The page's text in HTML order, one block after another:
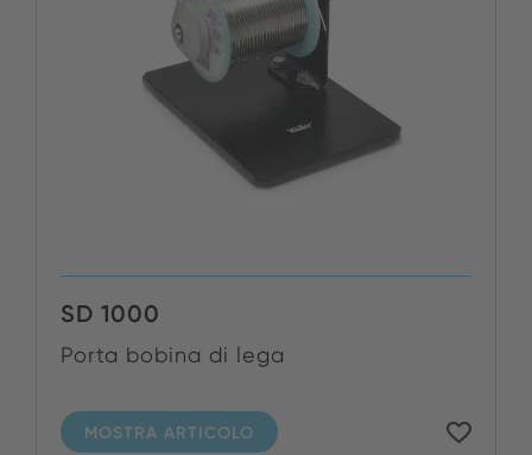
SD 1000
Porta bobina di lega
MOSTRA ARTICOLO